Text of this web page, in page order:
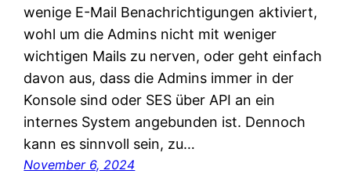
wenige E-Mail Benachrichtigungen aktiviert,
wohl um die Admins nicht mit weniger
wichtigen Mails zu nerven, oder geht einfach
davon aus, dass die Admins immer in der
Konsole sind oder SES über API an ein
internes System angebunden ist. Dennoch
kann es sinnvoll sein, zu…
November 6, 2024